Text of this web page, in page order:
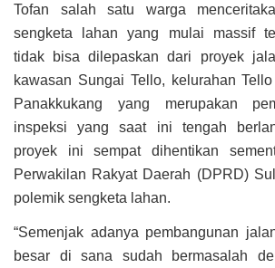
Tofan salah satu warga
sengketa lahan yang mulai massif
tidak bisa dilepaskan dari proyek
kawasan Sungai Tello, kelurahan
Panakkukang yang merupakan
inspeksi yang saat ini tengah
proyek ini sempat dihentikan
Perwakilan Rakyat Daerah (DPRD)
polemik sengketa lahan.
“Semenjak adanya pembangunan
besar di sana sudah bermasalah